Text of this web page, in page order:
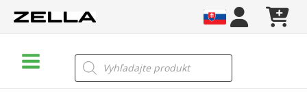
Menu
Products
search